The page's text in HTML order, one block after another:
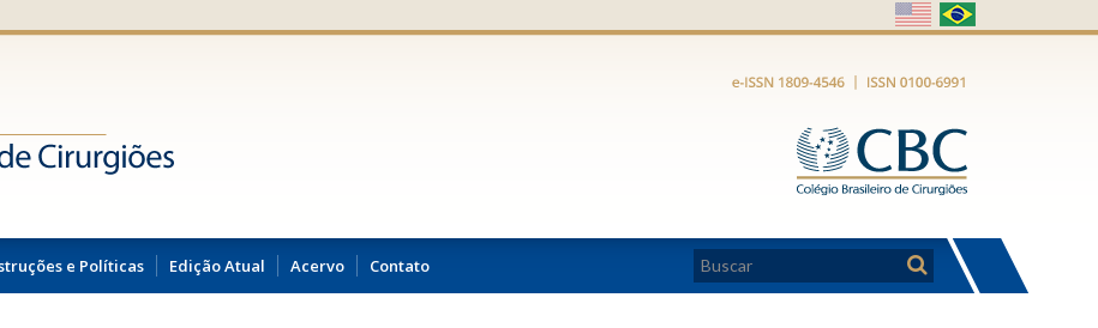
e Políticas Edição Atual Acervo Contato